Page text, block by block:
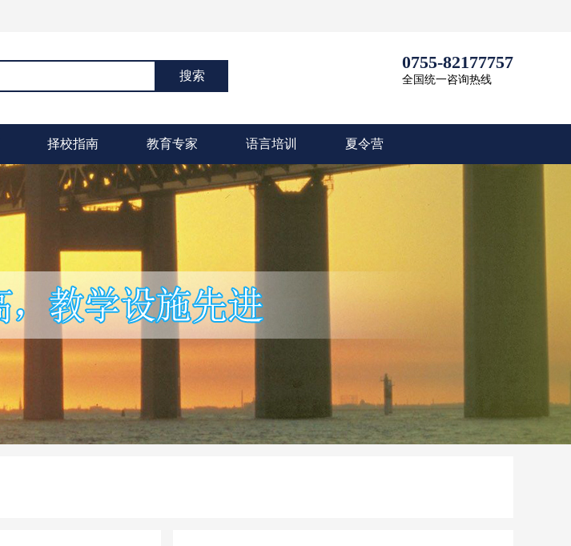
搜索
0755-82177757
全国统一咨询热线
择校指南 教育专家 语言培训 夏令营